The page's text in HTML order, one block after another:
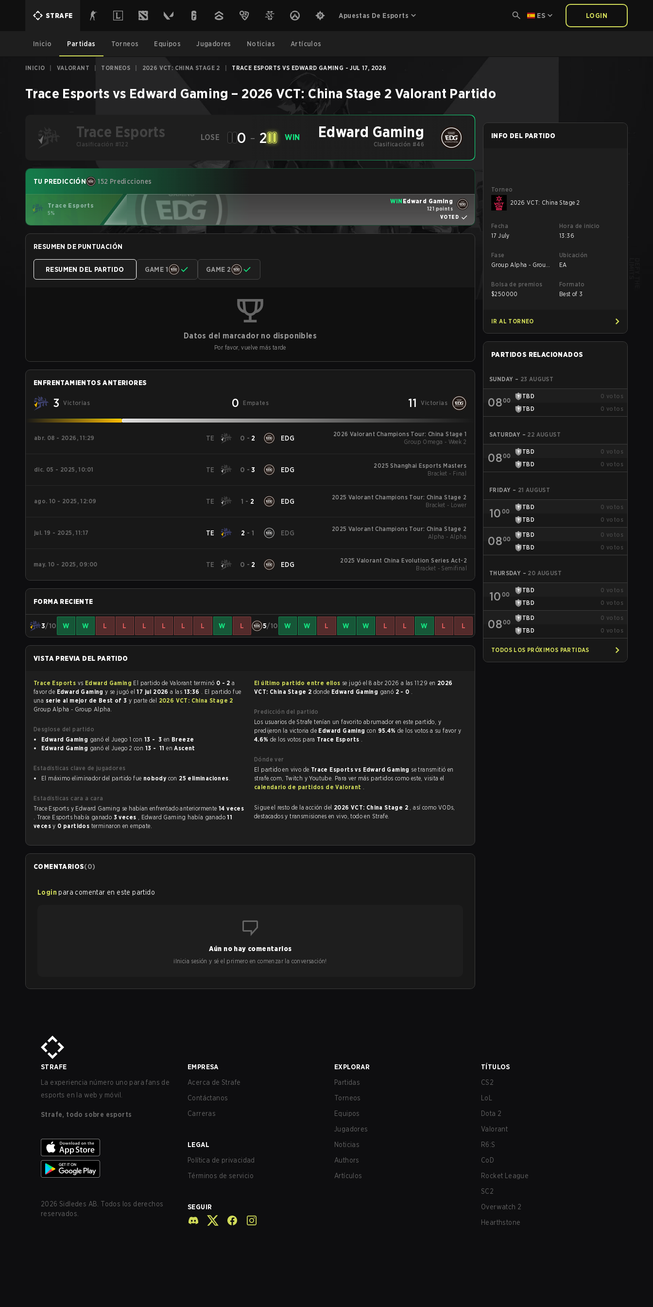
STRAFE Apuestas De Esports ES LOGIN
Inicio Partidas Torneos Equipos Jugadores Noticias Artículos
INICIO VALORANT TORNEOS 2026 VCT: CHINA STAGE 2 TRACE ESPORTS VS EDWARD GAMING - JUL 17, 2026
Trace Esports vs Edward Gaming – 2026 VCT: China Stage 2 Valorant Partido
Trace Esports
Clasificación #122
LOSE 0 - 2 WIN Edward Gaming
Clasificación #46
TU PREDICCIÓN 152 Predicciones
Trace Esports
5%
WIN Edward Gaming
121 points
VOTED
RESUMEN DE PUNTUACIÓN
RESUMEN DEL PARTIDO GAME 1 GAME 2
Datos del marcador no disponibles
Por favor, vuelve más tarde
ENFRENTAMIENTOS ANTERIORES
3 Victorias 0 Empates 11 Victorias
abr. 08 - 2026, 11:29 TE 0 - 2 EDG
2026 Valorant Champions Tour: China Stage 1
Group Omega - Week 2
dic. 05 - 2025, 10:01 TE 0 -3 EDG
2025 Shanghai Esports Masters
Bracket - Final
ago. 10 - 2025, 12:09 TE 1 - 2 EDG
2025 Valorant Champions Tour: China Stage 2
Bracket - Lower
jul. 19 - 2025, 11:17 TE 2 - 1 EDG
2025 Valorant Champions Tour: China Stage 2
Alpha - Alpha
may. 10 - 2025, 09:00 TE 0 - 2 EDG
2025 Valorant China Evolution Series Act-2
Bracket - Semifinal
FORMA RECIENTE
3/10 W W L L L L L L W L 5/10 W W L W W L L W L L
VISTA PREVIA DEL PARTIDO
Trace Esports vs Edward Gaming El partido de Valorant terminó 0 - 2 a
favor de Edward Gamingy se jugó el17 jul 2026a las 13:36 . El partido fue
una serie al mejor de Best of 3 y parte del 2026 VCT: China Stage 2
Group Alpha - Group Alpha.
Desglose del partido
Edward Gaming
ganó el Juego 1 con 13 - 3 en Breeze
Edward Gaming
ganó el Juego 2 con 13 - 11 enAscent
Estadísticas clave de jugadores
El máximo eliminador del partido fue nobody con 25 eliminaciones.
Estadísticas cara a cara
Trace Esports y Edward Gaming se habían enfrentado anteriormente 14 veces
. Trace Esports había ganado 3 veces , Edward Gaming había ganado11
vecesy 0 partidos terminaron en empate.
El último partido entre ellos se jugó el 8 abr 2026 a las 11:29 en 2026
VCT: China Stage 2 donde Edward Gaming ganó 2 - 0 .
Predicción del partido
Los usuarios de Strafe tenían un favorito abrumador en este partido, y
predijeron la victoria de Edward Gaming con 95.4% de los votos a su favor y
4.6% de los votos para Trace Esports .
Dónde ver
El partido en vivo de Trace Esports vs Edward Gaming se transmitió en
strafe.com, Twitch y Youtube. Para ver más partidos como este, visita el
calendario de partidos de Valorant .
Sigue el resto de la acción del 2026 VCT: China Stage 2 , así como VODs,
destacados y transmisiones en vivo, todo en Strafe.
COMENTARIOS(0)
Login para comentar en este partido
Aún no hay comentarios
¡Inicia sesión y sé el primero en comenzar la conversación!
INFO DEL PARTIDO
Torneo
2026 VCT: China Stage 2
Fecha
17 July
Hora de inicio
13:36
Fase
Group Alpha - Group
Ubicación
EA
Bolsa de premios
$250000
Formato
Best of 3
IR AL TORNEO
PARTIDOS RELACIONADOS
SUNDAY – 23 AUGUST
0800
TBD 0 votos
TBD
0 votos
SATURDAY – 22 AUGUST
0800
TBD 0 votos
TBD
0 votos
FRIDAY – 21 AUGUST
10 00
TBD 0 votos
TBD
0 votos
0800
TBD 0 votos
TBD
0 votos
THURSDAY – 20 AUGUST
10 00
TBD 0 votos
TBD
0 votos
0800
TBD 0 votos
TBD
0 votos
TODOS LOS PRÓXIMOS PARTIDAS
STRAFE
La experiencia número uno para fans de
esports en la web y móvil.
Strafe, todo sobre esports
2026 Sidledes AB. Todos los derechos
reservados.
EMPRESA
Acerca de Strafe
Contáctanos
Carreras
LEGAL
Política de privacidad
Términos de servicio
SEGUIR
EXPLORAR
Partidas
Torneos
Equipos
Jugadores
Noticias
Authors
Artículos
TÍTULOS
CS2
LoL
Dota 2
Valorant
R6:S
CoD
Rocket League
SC2
Overwatch 2
Hearthstone